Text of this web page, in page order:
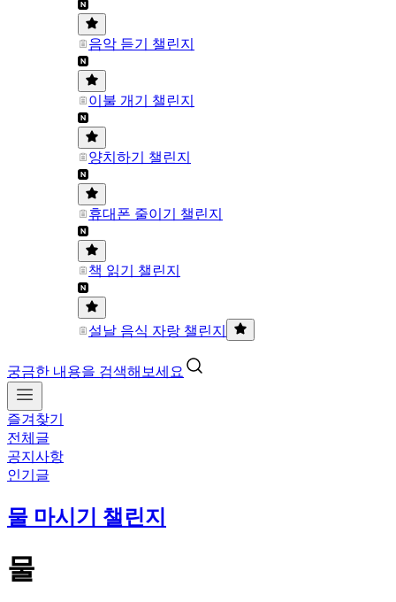
음악 듣기 챌린지
이불 개기 챌린지
양치하기 챌린지
휴대폰 줄이기 챌린지
책 읽기 챌린지
설날 음식 자랑 챌린지
궁금한 내용을 검색해보세요
즐겨찾기
전체글
공지사항
인기글
물 마시기 챌린지
물